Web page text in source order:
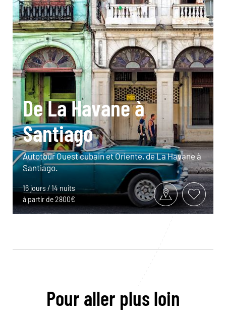
De La Havane à
Santiago
Autotour Ouest cubain et Oriente, de La Havane à
Santiago.
16 jours / 14 nuits
à partir de 2800€
Pour aller plus loin